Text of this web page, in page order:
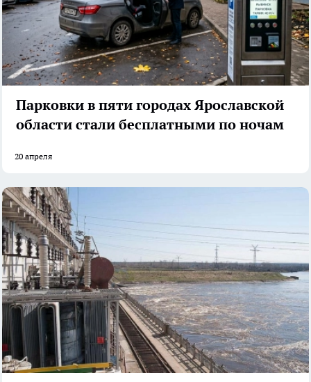
Парковки в пяти городах Ярославской
области стали бесплатными по ночам
20 апреля